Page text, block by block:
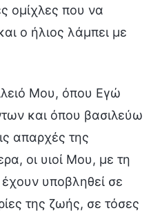
ομίχλες που να
ο ήλιος λάμπει με
Μου, όπου Εγώ
και όπου βασιλεύω
απαρχές της
οι υιοί Μου, με τη
υποβληθεί σε
της ζωής, σε τόσες